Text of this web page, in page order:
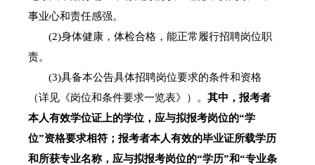
事业心和责任感强。
(2)身体健康，体检合格，能正常履行招聘岗位职
责。
(3)具备本公告具体招聘岗位要求的条件和资格
（详见《岗位和条件要求一览表》）。 其中，报考者
本人有效学位证上的学位，应与拟报考岗位的“学
位”资格要求相符；报考者本人有效的毕业证所载学历
和所获专业名称，应与拟报考岗位的“学历”和“专业条